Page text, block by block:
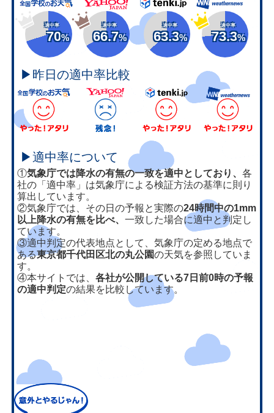
適中率
70%
適中率
66.7%
適中率
63.3%
適中率
73.3%
▶昨日の適中率比較
▶適中率について
①気象庁では降水の有無の一致を適中としており、各
社の「適中率」は気象庁による検証方法の基準に則り
算出しています。
②気象庁では、その日の予報と実際の24時間中の1mm
以上降水の有無を比べ、一致した場合に適中と判定し
ています。
③適中判定の代表地点として、気象庁の定める地点で
ある東京都千代田区北の丸公園の天気を参照していま
す。
④本サイトでは、各社が公開している7日前0時の予報
の適中判定の結果を比較しています。